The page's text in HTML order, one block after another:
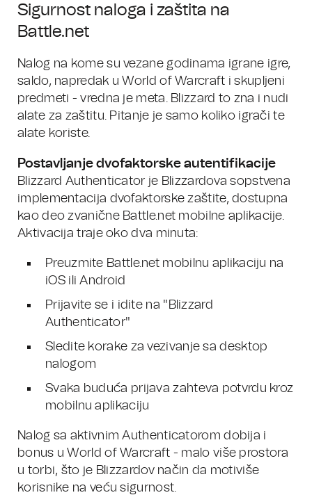
Sigurnost naloga i zaštita na
Battle.net
Nalog na kome su vezane godinama igrane igre,
saldo, napredak u World of Warcraft i skupljeni
predmeti - vredna je meta. Blizzard to zna i nudi
alate za zaštitu. Pitanje je samo koliko igrači te
alate koriste.
Postavljanje dvofaktorske autentifikacije
Blizzard Authenticator je Blizzardova sopstvena
implementacija dvofaktorske zaštite, dostupna
kao deo zvanične Battle.net mobilne aplikacije.
Aktivacija traje oko dva minuta:
Preuzmite Battle.net mobilnu aplikaciju na
iOS ili Android
Prijavite se i idite na "Blizzard
Authenticator"
Sledite korake za vezivanje sa desktop
nalogom
Svaka buduća prijava zahteva potvrdu kroz
mobilnu aplikaciju
Nalog sa aktivnim Authenticatorom dobija i
bonus u World of Warcraft - malo više prostora
u torbi, što je Blizzardov način da motiviše
korisnike na veću sigurnost.